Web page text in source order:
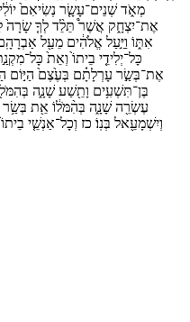
מְאֹ֑ד שְׁנֵים־עָשָׂ֤ר נְשִׂיאִם֙
אֶת־יִצְחָ֑ק אֲשֶׁר֩ תֵּלֵ֨ד לְךָ֤ שָׂרָה֙
אִתּ֑וֹ וַיַּ֣עַל אֱלֹהִ֔ים מֵעַ֖ל
כָּל־יְלִידֵ֤י בֵיתוֹ֙ וְאֵת֙ כָּל־
אֶת־בְּשַׂ֣ר עָרְלָתָ֗ם בְּעֶ֙צֶם֙ הַיּ֣וֹם
בֶּן־תִּשְׁעִ֥ים וָתֵ֖שַׁע שָׁנָ֑ה
עֶשְׂרֵ֖ה שָׁנָ֑ה בְּהִ֨מֹּל֔וֹ אֵ֖ת בְּשַׂ֥ר
וְיִשְׁמָעֵ֖אל בְּנֽוֹ׃ כז וְכָל־אַנְשֵׁ֤י בֵיתוֹ֙